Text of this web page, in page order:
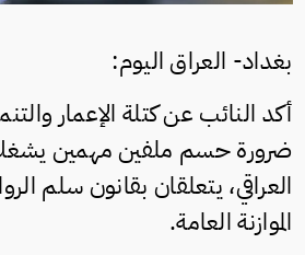
بغداد- العراق اليوم:
أكد النائب عن كتلة الإعمار
ضرورة حسم ملفين مهمين
العراقي، يتعلقان بقانون سلم
الموازنة العامة.